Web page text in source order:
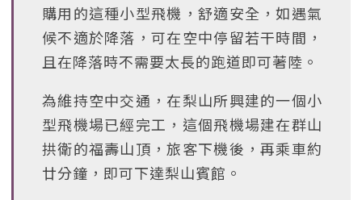
購用的這種小型飛機，舒適安全，如遇氣
候不適於降落，可在空中停留若干時間，
且在降落時不需要太長的跑道即可著陸。
為維持空中交通，在梨山所興建的一個小
型飛機場已經完工，這個飛機場建在群山
拱衛的福壽山頂，旅客下機後，再乘車約
廿分鐘，即可下達梨山賓館。